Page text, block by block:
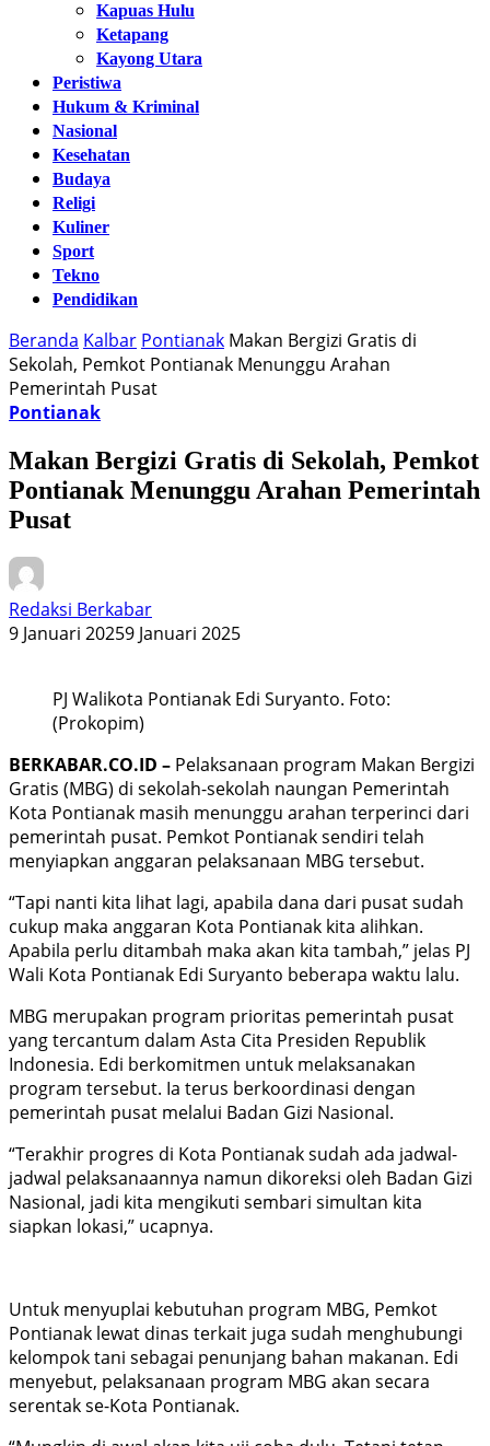
Kapuas Hulu
Ketapang
Kayong Utara
Peristiwa
Hukum & Kriminal
Nasional
Kesehatan
Budaya
Religi
Kuliner
Sport
Tekno
Pendidikan
Beranda Kalbar Pontianak Makan Bergizi Gratis di
Sekolah, Pemkot Pontianak Menunggu Arahan
Pemerintah Pusat
Pontianak
Makan Bergizi Gratis di Sekolah, Pemkot
Pontianak Menunggu Arahan Pemerintah
Pusat
Redaksi Berkabar
9 Januari 20259 Januari 2025
PJ Walikota Pontianak Edi Suryanto. Foto:
(Prokopim)
BERKABAR.CO.ID – Pelaksanaan program Makan Bergizi
Gratis (MBG) di sekolah-sekolah naungan Pemerintah
Kota Pontianak masih menunggu arahan terperinci dari
pemerintah pusat. Pemkot Pontianak sendiri telah
menyiapkan anggaran pelaksanaan MBG tersebut.
“Tapi nanti kita lihat lagi, apabila dana dari pusat sudah
cukup maka anggaran Kota Pontianak kita alihkan.
Apabila perlu ditambah maka akan kita tambah,” jelas PJ
Wali Kota Pontianak Edi Suryanto beberapa waktu lalu.
MBG merupakan program prioritas pemerintah pusat
yang tercantum dalam Asta Cita Presiden Republik
Indonesia. Edi berkomitmen untuk melaksanakan
program tersebut. Ia terus berkoordinasi dengan
pemerintah pusat melalui Badan Gizi Nasional.
“Terakhir progres di Kota Pontianak sudah ada jadwal-
jadwal pelaksanaannya namun dikoreksi oleh Badan Gizi
Nasional, jadi kita mengikuti sembari simultan kita
siapkan lokasi,” ucapnya.
Untuk menyuplai kebutuhan program MBG, Pemkot
Pontianak lewat dinas terkait juga sudah menghubungi
kelompok tani sebagai penunjang bahan makanan. Edi
menyebut, pelaksanaan program MBG akan secara
serentak se-Kota Pontianak.